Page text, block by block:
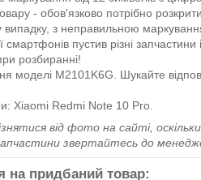
- обов'язково потрібно
з неправильною
смартфонів пустив різні
розбиранні!
моделі M2101K6G. Шукайте
Xiaomi Redmi Note 10 Pro.
від фото на сайті,
звертайтесь до
на придбаний товар: